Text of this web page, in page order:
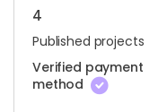
4
Published projects
Verified payment
method